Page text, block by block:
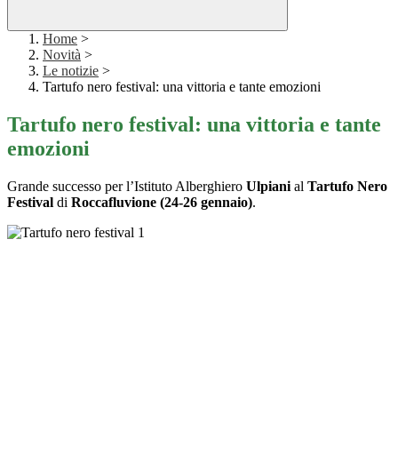
Home >
Novità >
Le notizie >
Tartufo nero festival: una vittoria e tante emozioni
Tartufo nero festival: una vittoria e tante
emozioni
Grande successo per l’Istituto Alberghiero Ulpiani al Tartufo Nero
Festival di Roccafluvione (24-26 gennaio).